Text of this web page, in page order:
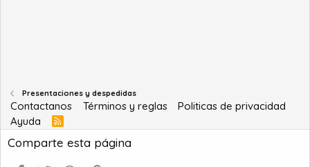
Presentaciones y despedidas
Contactanos Términos y reglas
Politicas de privacidad
Ayuda
R
S
S
Comparte esta página